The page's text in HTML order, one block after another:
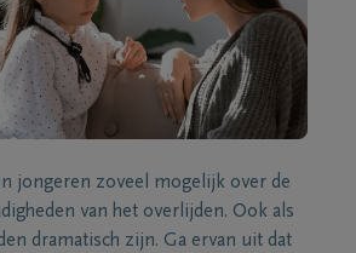
jongeren zoveel mogelijk over de
van het overlijden. Ook als
dramatisch zijn. Ga ervan uit dat